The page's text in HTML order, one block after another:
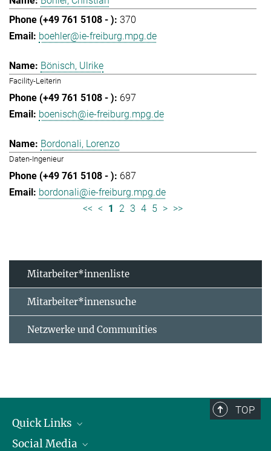
370
boehler@ie-freiburg.mpg.de
Bönisch, Ulrike
Facility-Leiterin
697
boenisch@ie-freiburg.mpg.de
Bordonali, Lorenzo
Daten-Ingenieur
687
bordonali@ie-freiburg.mpg.de
<< < 1 2 3 4 5 > >>
Mitarbeiter*innenliste
Mitarbeiter*innensuche
Netzwerke und Communities
TOP
Quick Links
Forschungsgruppen
Social Media